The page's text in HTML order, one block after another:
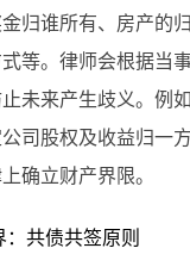
归谁所有、房产的
等。律师会根据当
未来产生歧义。例
司股权及收益归一
确立财产界限。
共债共签原则